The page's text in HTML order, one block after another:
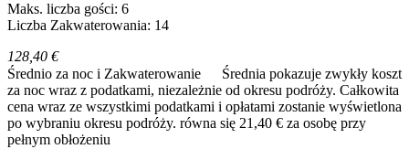
Maks. liczba gości: 6
Liczba Zakwaterowania: 14
128,40 €
Średnio za noc i Zakwaterowanie
Średnia pokazuje zwykły koszt
za noc wraz z podatkami, niezależnie od okresu podróży. Całkowita
cena wraz ze wszystkimi podatkami i opłatami zostanie wyświetlona
po wybraniu okresu podróży. równa się 21,40 € za osobę przy
pełnym obłożeniu